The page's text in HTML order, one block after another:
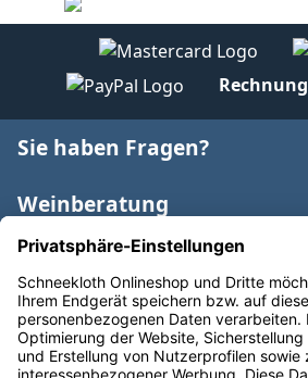
Rechnung
Sie haben Fragen?
Weinberatung
Informationen
Weinkategorien